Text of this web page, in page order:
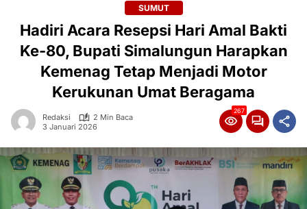
SUMUT
Hadiri Acara Resepsi Hari Amal Bakti
Ke-80, Bupati Simalungun Harapkan
Kemenag Tetap Menjadi Motor
Kerukunan Umat Beragama
Redaksi
2 Min Baca
3 Januari 2026
267